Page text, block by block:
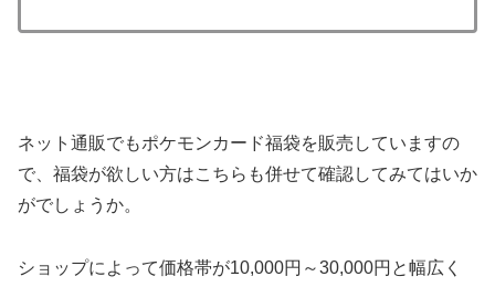
ネット通販でもポケモンカード福袋を販売していますの
で、福袋が欲しい方はこちらも併せて確認してみてはいか
がでしょうか。
ショップによって価格帯が10,000円～30,000円と幅広く